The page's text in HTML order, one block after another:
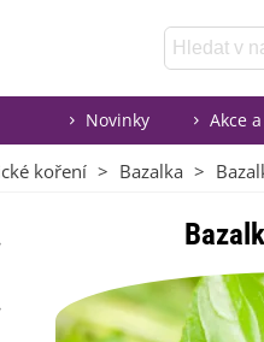
Novinky Akce
koření > Bazalka >